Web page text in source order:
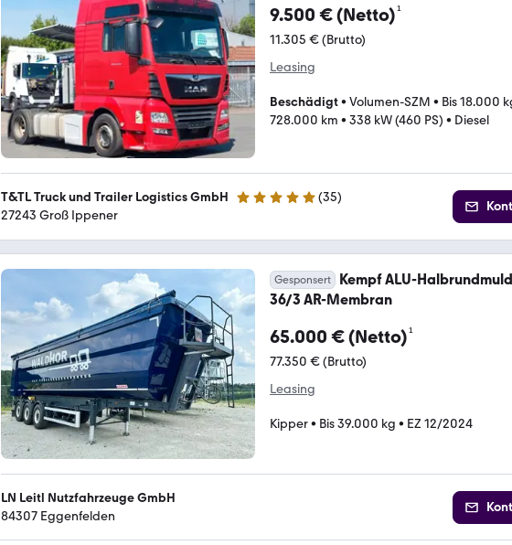
9.500 € (Netto)¹
11.305 € (Brutto)
Leasing
Beschädigt• Volumen-SZM • Bis 18.000
728.000 km • 338 kW (460 PS) • Diesel
T&TL Truck und Trailer Logistics GmbH 4.8 Sterne (35)
27243 Groß Ippener
Gesponsert
Kempf ALU-
36/3 AR-Membran
65.000 € (Netto)¹
77.350 € (Brutto)
Leasing
Kipper• Bis 39.000 kg • EZ 12/2024
LN Leitl Nutzfahrzeuge GmbH
84307 Eggenfelden